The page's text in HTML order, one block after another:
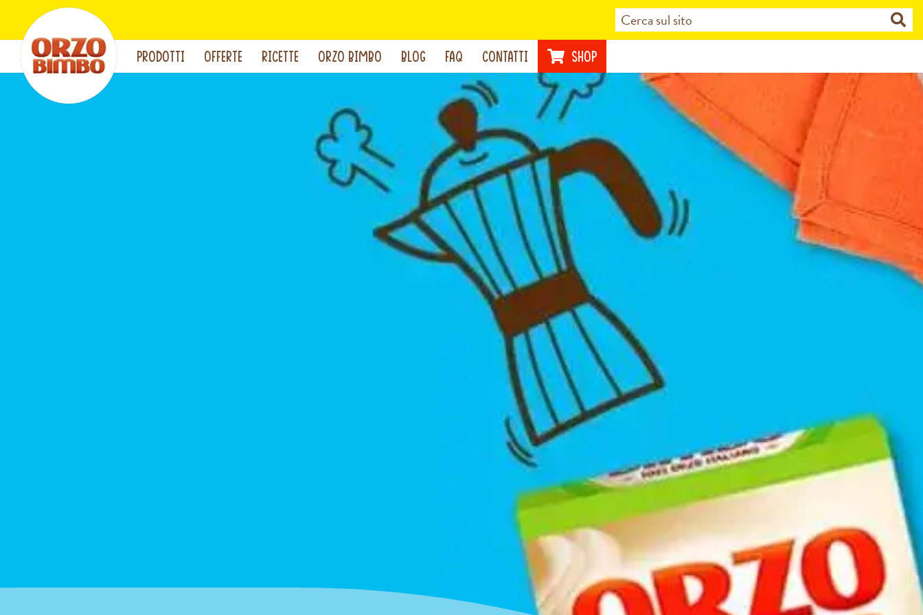
PRODOTTI OFFERTE RICETTE ORZO BIMBO BLOG FAQ CONTATTI SHOP